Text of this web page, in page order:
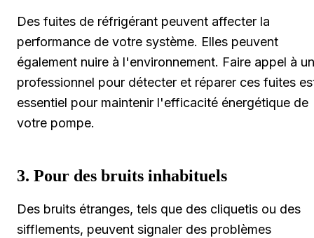
Des fuites de réfrigérant peuvent affecter la
performance de votre système. Elles peuvent
également nuire à l'environnement. Faire appel à un
professionnel pour détecter et réparer ces fuites
essentiel pour maintenir l'efficacité énergétique de
votre pompe.
3. Pour des bruits inhabituels
Des bruits étranges, tels que des cliquetis ou des
sifflements, peuvent signaler des problèmes